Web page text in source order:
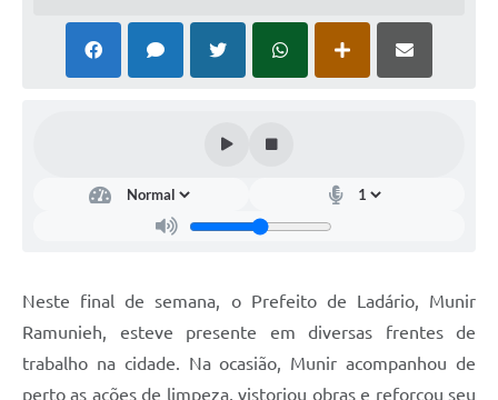
Galeria de Fotos
Telefones Úteis
Neste final de semana, o Prefeito de Ladário, Munir
Ramunieh, esteve presente em diversas frentes de
trabalho na cidade. Na ocasião, Munir acompanhou de
perto as ações de limpeza, vistoriou obras e reforçou seu